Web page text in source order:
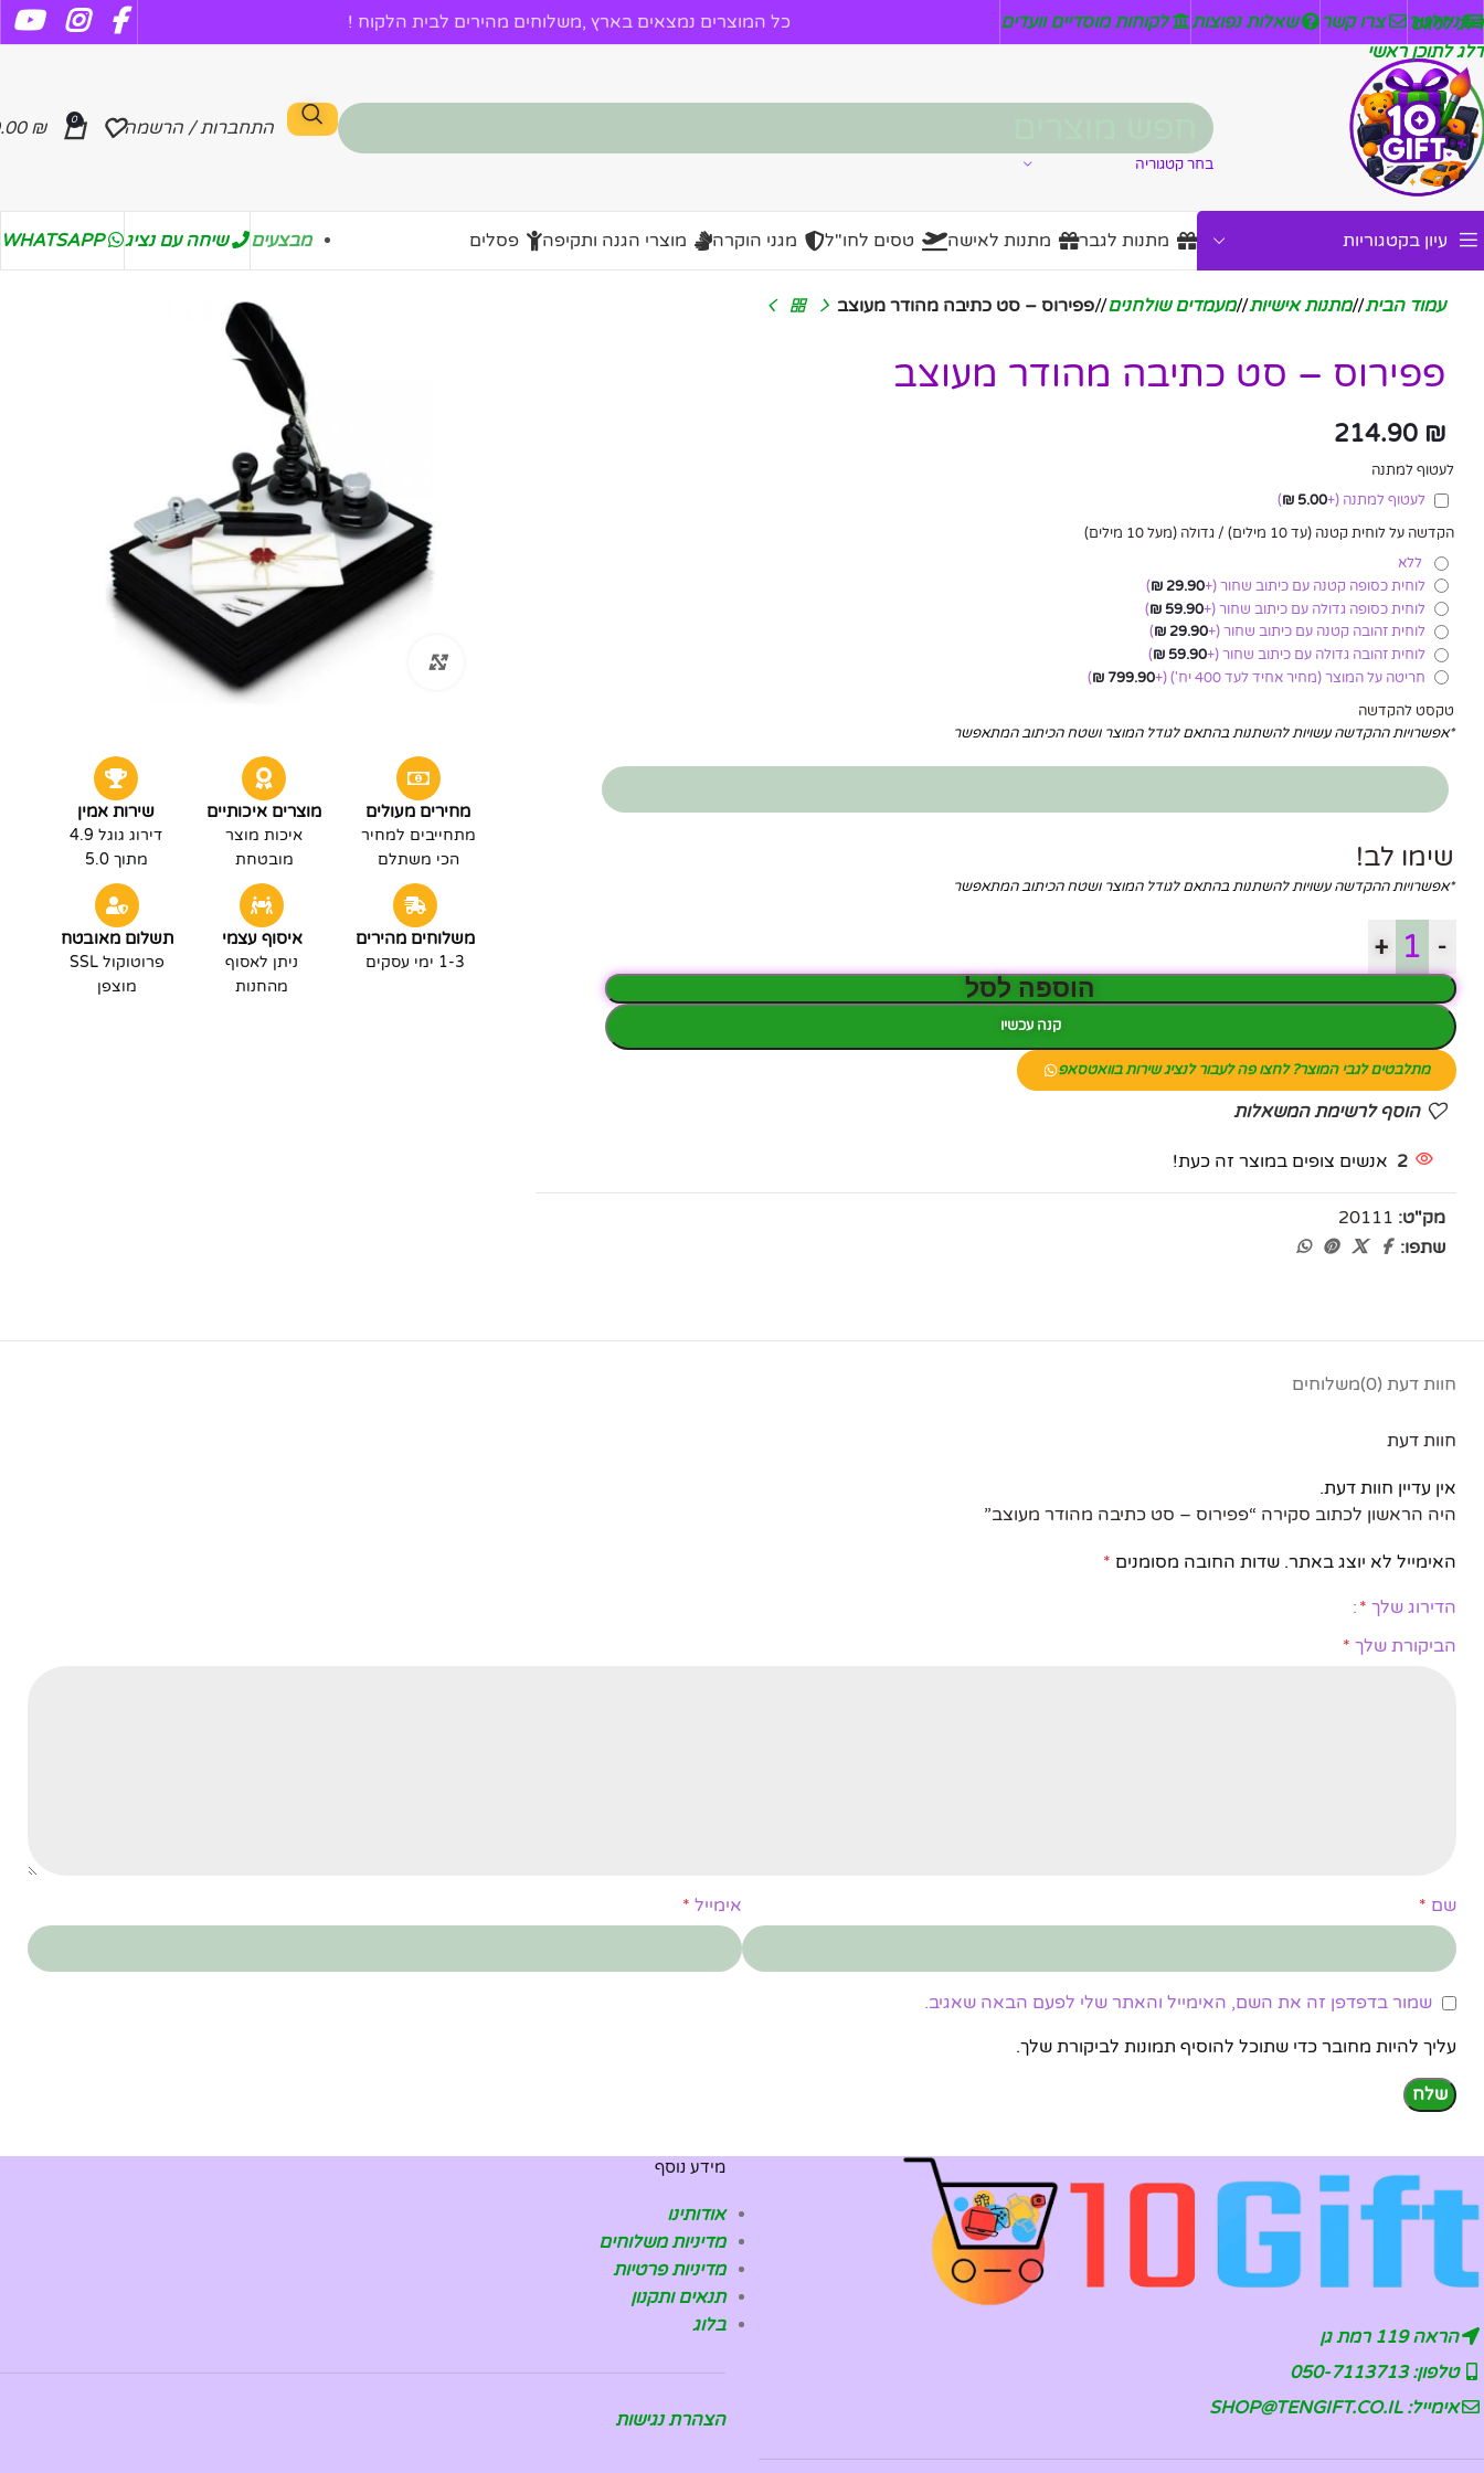
דלג לניווט
דלג לתוכן ראשי
ניזלטר צרו קשר שאלות נפוצות לקוחות מוסדיים וועדים כל המוצרים נמצאים בארץ ,משלוחים מהירים לבית הלקוח !
בחר קטגוריה
התחברות / הרשמה 0
₪
עיון בקטגוריות מתנות לגבר מתנות לאישה טסים לחו"ל מגני הוקרה מוצרי הגנה ותקיפה פסלים מבצעים שיחה עם נציג WHATSAPP
מחירים מעולים
מתחייבים למחיר
הכי משתלם
מוצרים איכותיים
איכות מוצר
מובטחת
שירות אמין
דירוג גוגל 4.9
מתוך 5.0
משלוחים מהירים
1-3 ימי עסקים
איסוף עצמי
ניתן לאסוף
מהחנות
תשלום מאובטח
פרוטוקול SSL
מוצפן
עמוד הבית/ מתנות אישיות/ מעמדים שולחנים/ פפירוס – סט כתיבה מהודר מעוצב
פפירוס – סט כתיבה מהודר מעוצב
214.90 ₪
לעטוף למתנה
לעטוף למתנה(+
5.00
₪
)
הקדשה על לוחית קטנה (עד 10 מילים) / גדולה (מעל 10 מילים)
ללא
לוחית כסופה קטנה עם כיתוב שחור(+
29.90
₪
)
לוחית כסופה גדולה עם כיתוב שחור(+
59.90
₪
)
לוחית זהובה קטנה עם כיתוב שחור(+
29.90
₪
)
לוחית זהובה גדולה עם כיתוב שחור(+
59.90
₪
)
חריטה על המוצר (מחיר אחיד לעד 400 יח')
(+
799.90
₪
)
טקסט להקדשה
*אפשרויות ההקדשה עשויות להשתנות בהתאם לגודל המוצר ושטח הכיתוב המתאפשר
שימו לב!
*אפשרויות ההקדשה עשויות להשתנות בהתאם לגודל המוצר ושטח הכיתוב המתאפשר
-
+
הוספה לסל
קנה עכשיו
מתלבטים לגבי המוצר? לחצו פה לעבור לנציג שירות בוואטסאפ
הוסף לרשימת המשאלות
2 אנשים צופים במוצר זה כעת!
מק"ט: 20111
שתפו:
חוות דעת (0) משלוחים
חוות דעת
אין עדיין חוות דעת.
היה הראשון לכתוב סקירה “פפירוס – סט כתיבה מהודר מעוצב”
האימייל לא יוצג באתר. שדות החובה מסומנים *
הדירוג שלך *
הביקורת שלך *
שם * אימייל *
שמור בדפדפן זה את השם, האימייל והאתר שלי לפעם הבאה שאגיב.
עליך להיות מחובר כדי שתוכל להוסיף תמונות לביקורת שלך.
הראה 119 רמת גן
טלפון: 050-7113713
אימייל: SHOP@TENGIFT.CO.IL
מידע נוסף
אודותינו
מדיניות משלוחים
מדיניות פרטיות
תנאים ותקנון
בלוג
הצהרת נגישות